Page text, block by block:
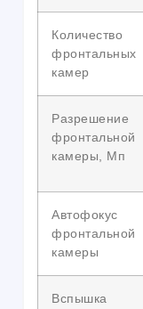
Количество
фронтальных
камер
Разрешение
фронтальной
камеры, Мп
Автофокус
фронтальной
камеры
Вспышка